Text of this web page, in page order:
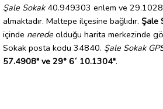
Şale Sokak40.949303 enlem ve
almaktadır. Maltepe ilçesine bağlıdır. Şale
içinde nerede olduğu harita merkezinde
Sokak posta kodu 34840. Şale Sokak
57.4908" ve 29° 6´ 10.1304".